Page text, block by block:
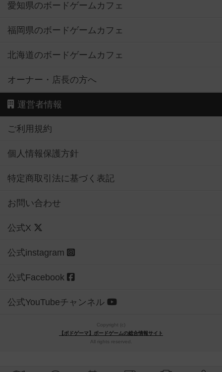
愛知県のボードゲームカフェ
福岡県のボードゲームカフェ
北海道のボードゲームカフェ
オーナー・店長の方へ
運営者情報
ご利用規約
個人情報保護方針
特定商取引法に基づく表記
お問い合わせ
公式X
公式instagram
公式Facebook
公式YouTubeチャンネル
Copyright (c)
【ボドゲーマ】ボードゲームの総合情報サイト
All rights reserved.